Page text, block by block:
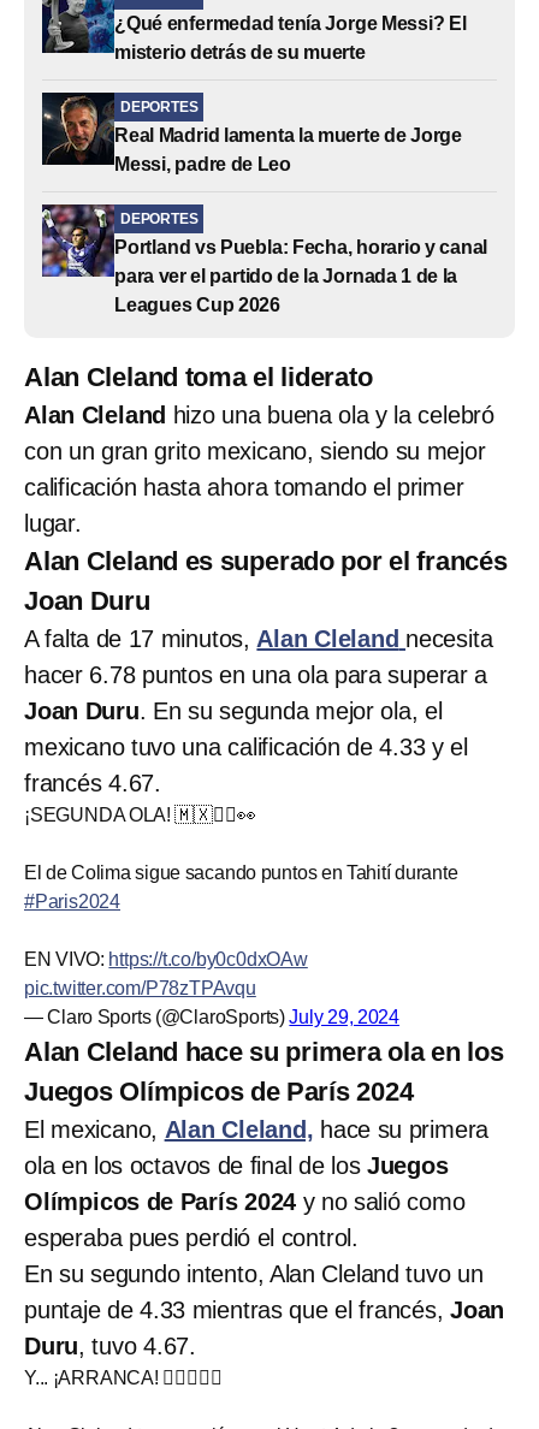
¿Qué enfermedad tenía Jorge Messi? El
misterio detrás de su muerte
DEPORTES
Real Madrid lamenta la muerte de Jorge
Messi, padre de Leo
DEPORTES
Portland vs Puebla: Fecha, horario y canal
para ver el partido de la Jornada 1 de la
Leagues Cup 2026
Alan Cleland toma el liderato
Alan Cleland hizo una buena ola y la celebró
con un gran grito mexicano, siendo su mejor
calificación hasta ahora tomando el primer
lugar.
Alan Cleland es superado por el francés
Joan Duru
A falta de 17 minutos, Alan Cleland necesita
hacer 6.78 puntos en una ola para superar a
Joan Duru. En su segunda mejor ola, el
mexicano tuvo una calificación de 4.33 y el
francés 4.67.
¡SEGUNDA OLA! 🇲🇽🏄‍♂️👀
El de Colima sigue sacando puntos en Tahití durante
#Paris2024
EN VIVO: https://t.co/by0c0dxOAw
pic.twitter.com/P78zTPAvqu
— Claro Sports (@ClaroSports)July 29, 2024
Alan Cleland hace su primera ola en los
Juegos Olímpicos de París 2024
El mexicano, Alan Cleland, hace su primera
ola en los octavos de final de los Juegos
Olímpicos de París 2024 y no salió como
esperaba pues perdió el control.
En su segundo intento, Alan Cleland tuvo un
puntaje de 4.33 mientras que el francés, Joan
Duru, tuvo 4.67.
Y... ¡ARRANCA! 🏄‍♂️🔥🇲🇽